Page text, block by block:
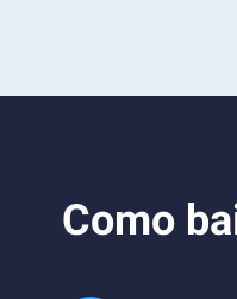
Como